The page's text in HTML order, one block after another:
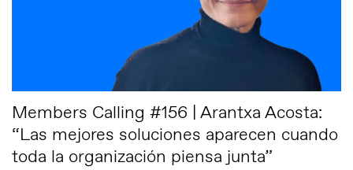
Members Calling #156 | Arantxa Acosta:
“Las mejores soluciones aparecen cuando
toda la organización piensa junta”